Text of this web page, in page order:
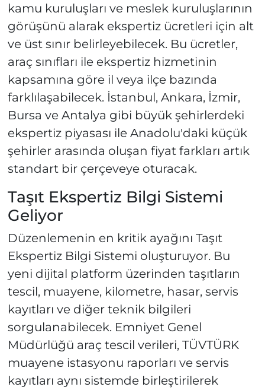
kamu kuruluşları ve meslek kuruluşlarının
görüşünü alarak ekspertiz ücretleri için alt
ve üst sınır belirleyebilecek. Bu ücretler,
araç sınıfları ile ekspertiz hizmetinin
kapsamına göre il veya ilçe bazında
farklılaşabilecek. İstanbul, Ankara, İzmir,
Bursa ve Antalya gibi büyük şehirlerdeki
ekspertiz piyasası ile Anadolu'daki küçük
şehirler arasında oluşan fiyat farkları artık
standart bir çerçeveye oturacak.
Taşıt Ekspertiz Bilgi Sistemi
Geliyor
Düzenlemenin en kritik ayağını Taşıt
Ekspertiz Bilgi Sistemi oluşturuyor. Bu
yeni dijital platform üzerinden taşıtların
tescil, muayene, kilometre, hasar, servis
kayıtları ve diğer teknik bilgileri
sorgulanabilecek. Emniyet Genel
Müdürlüğü araç tescil verileri, TÜVTÜRK
muayene istasyonu raporları ve servis
kayıtları aynı sistemde birleştirilerek